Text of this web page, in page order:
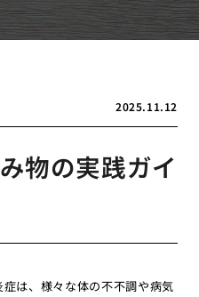
2025.11.12
物の実践ガイ
は、様々な体の不不調や病気